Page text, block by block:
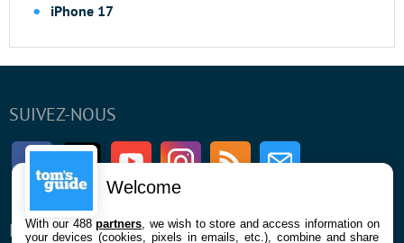
iPhone 17
SUIVEZ-NOUS
FacebookTwitter Youtube InstagramRSS Newsletter
ENTREPRISE À PROPOS
Welcome
With our 488partners , we wish to store and access information on
your devices (cookies, pixels in emails, etc.), combine and share